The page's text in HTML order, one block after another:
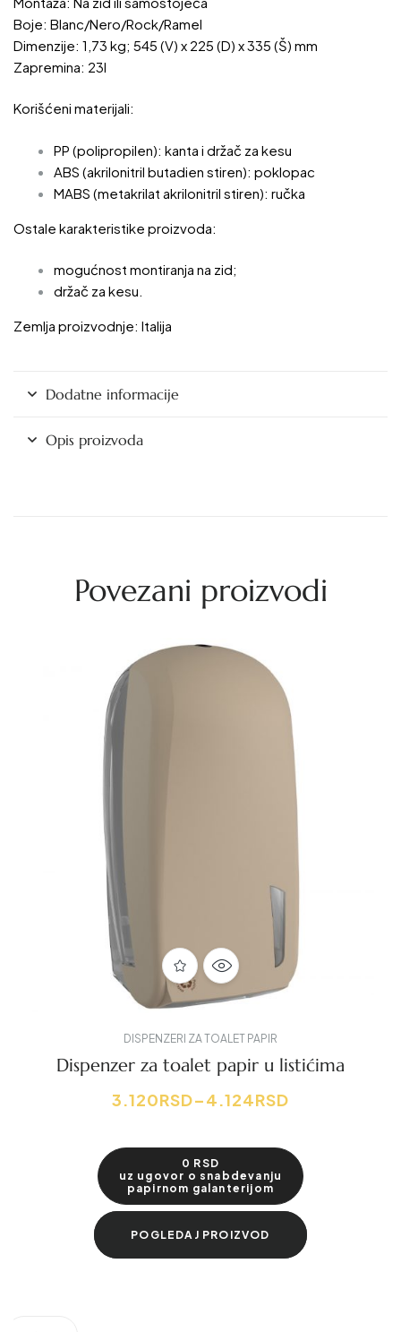
Boje: Blanc/Nero/Rock/Ramel
Dimenzije: 1,73 kg; 545 (V) x 225 (D) x 335 (Š) mm
Zapremina: 23l
Korišćeni materijali:
PP (polipropilen): kanta i držač za kesu
ABS (akrilonitril butadien stiren): poklopac
MABS (metakrilat akrilonitril stiren): ručka
Ostale karakteristike proizvoda:
mogućnost montiranja na zid;
držač za kesu.
Zemlja proizvodnje: Italija
Dodatne informacije
Opis proizvoda
Povezani proizvodi
DISPENZERI ZA TOALET PAPIR
Dispenzer za toalet papir u listićima
3.120RSD–4.124RSD
0 RSD
uz ugovor o snabdevanju
papirnom galanterijom
POGLEDAJ PROIZVOD